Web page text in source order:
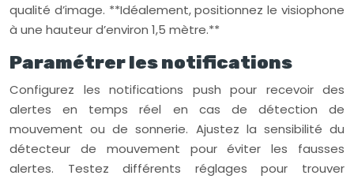
qualité d’image. **Idéalement, positionnez le visiophone
à une hauteur d’environ 1,5 mètre.**
Paramétrer les notifications
Configurez les notifications push pour recevoir des
alertes en temps réel en cas de détection de
mouvement ou de sonnerie. Ajustez la sensibilité du
détecteur de mouvement pour éviter les fausses
alertes. Testez différents réglages pour trouver